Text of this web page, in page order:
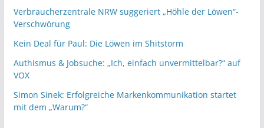
Verbraucherzentrale NRW suggeriert „Höhle der Löwen“-
Verschwörung
Kein Deal für Paul: Die Löwen im Shitstorm
Authismus & Jobsuche: „Ich, einfach unvermittelbar?“ auf
VOX
Simon Sinek: Erfolgreiche Markenkommunikation startet
mit dem „Warum?“